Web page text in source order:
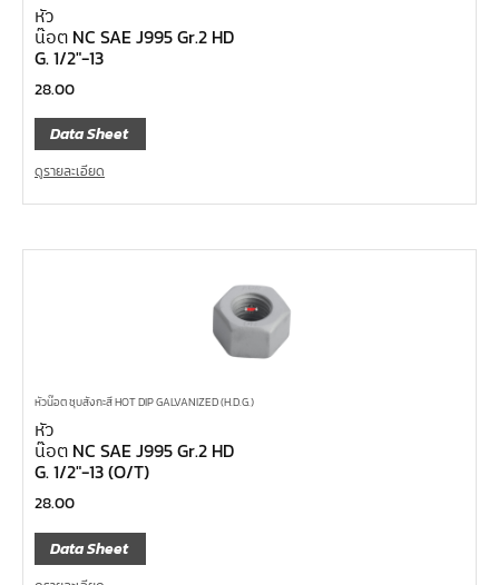
หัว
น๊อต NC SAE J995 Gr.2 HD
G. 1/2″-13
28.00
Data Sheet
ดูรายละเอียด
หัวน๊อต ชุบสังกะสี HOT DIP GALVANIZED (H.D.G.)
หัว
น๊อต NC SAE J995 Gr.2 HD
G. 1/2″-13 (O/T)
28.00
Data Sheet